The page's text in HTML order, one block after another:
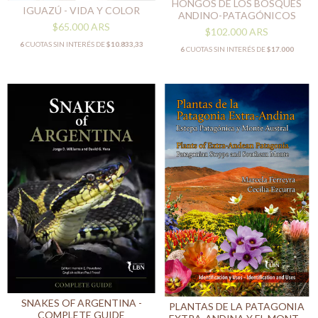
IGUAZÚ - VIDA Y COLOR
$65.000ARS
6CUOTAS SIN INTERÉS DE$10.833,33
HONGOS DE LOS BOSQUES
ANDINO-PATAGÓNICOS
$102.000ARS
6CUOTAS SIN INTERÉS DE$17.000
SNAKES OF ARGENTINA -
COMPLETE GUIDE
PLANTAS DE LA PATAGONIA